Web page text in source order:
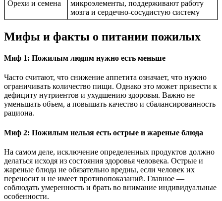
Орехи и семена
микроэлементы, поддерживают работу
мозга и сердечно-сосудистую систему
Мифы и факты о питании пожилых
Миф 1: Пожилым людям нужно есть меньше
Часто считают, что снижение аппетита означает, что нужно
ограничивать количество пищи. Однако это может привести к
дефициту нутриентов и ухудшению здоровья. Важно не
уменьшать объем, а повышать качество и сбалансированность
рациона.
Миф 2: Пожилым нельзя есть острые и жареные блюда
На самом деле, исключение определенных продуктов должно
делаться исходя из состояния здоровья человека. Острые и
жареные блюда не обязательно вредны, если человек их
переносит и не имеет противопоказаний. Главное —
соблюдать умеренность и брать во внимание индивидуальные
особенности.